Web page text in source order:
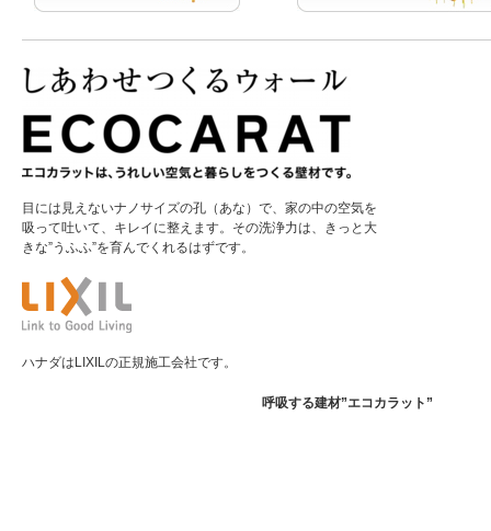
目には見えないナノサイズの孔（あな）で、家の中の空気を
吸って吐いて、キレイに整えます。その洗浄力は、きっと大
きな”うふふ”を育んでくれるはずです。
ハナダはLIXILの正規施工会社です。
呼吸する建材”エコカラット”